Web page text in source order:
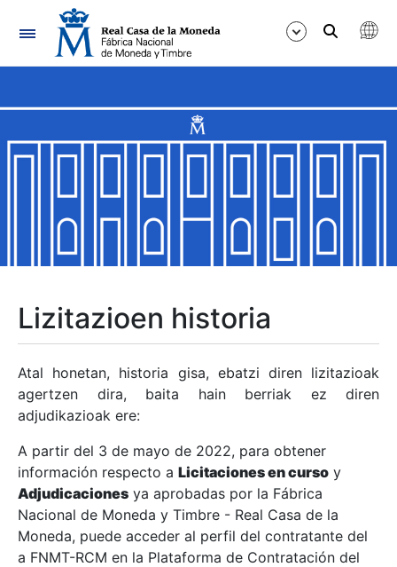
Nabigazioa
Erakutsi/Ezkutatu
Erakutsi/Ezkutatu
Erakutsi/Ezkutatu
Erakutsi/Ezkutatu
Erakutsi/Ezkutatu
Erakutsi/Ezkutatu
Erakutsi/Ezkutatu
Lizitazioen historia
Atal honetan, historia gisa, ebatzi diren lizitazioak
agertzen dira, baita hain berriak ez diren
adjudikazioak ere:
A partir del 3 de mayo de 2022, para obtener
información respecto a Licitaciones en curso y
Adjudicaciones ya aprobadas por la Fábrica
Nacional de Moneda y Timbre - Real Casa de la
Moneda, puede acceder al perfil del contratante del
a FNMT-RCM en la Plataforma de Contratación del